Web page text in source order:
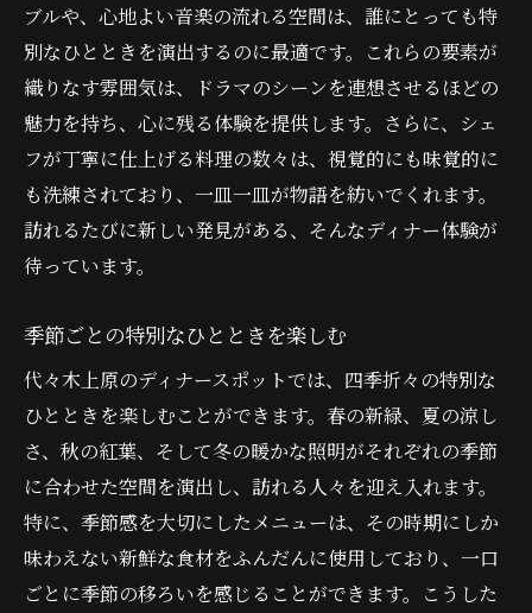
ブルや、心地よい音楽の流れる空間は、誰にとっても特
別なひとときを演出するのに最適です。これらの要素が
織りなす雰囲気は、ドラマのシーンを連想させるほどの
魅力を持ち、心に残る体験を提供します。さらに、シェ
フが丁寧に仕上げる料理の数々は、視覚的にも味覚的に
も洗練されており、一皿一皿が物語を紡いでくれます。
訪れるたびに新しい発見がある、そんなディナー体験が
待っています。
季節ごとの特別なひとときを楽しむ
代々木上原のディナースポットでは、四季折々の特別な
ひとときを楽しむことができます。春の新緑、夏の涼し
さ、秋の紅葉、そして冬の暖かな照明がそれぞれの季節
に合わせた空間を演出し、訪れる人々を迎え入れます。
特に、季節感を大切にしたメニューは、その時期にしか
味わえない新鮮な食材をふんだんに使用しており、一口
ごとに季節の移ろいを感じることができます。こうした